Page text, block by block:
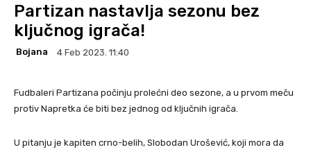
Partizan nastavlja sezonu bez
ključnog igrača!
Bojana 4 Feb 2023. 11:40
Fudbaleri Partizana počinju prolećni deo sezone, a u prvom meču
protiv Napretka će biti bez jednog od ključnih igrača.
U pitanju je kapiten crno-belih, Slobodan Urošević, koji mora da